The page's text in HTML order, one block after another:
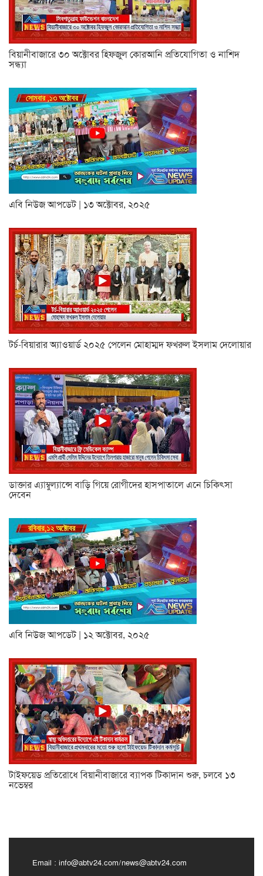
বিয়ানীবাজারে ৩০ অক্টোবর হিফজুল কোরআনি প্রতিযোগিতা ও নাশিদ
সন্ধ্যা
এবি নিউজ আপডেট | ১৩ অক্টোবর, ২০২৫
টর্চ-বিয়ারার অ্যাওয়ার্ড ২০২৫ পেলেন মোহাম্মদ ফখরুল ইসলাম দেলোয়ার
ডাক্তার এ্যাম্বুল্যান্সে বাড়ি গিয়ে রোগীদের হাসপাতালে এনে চিকিৎসা
দেবেন
এবি নিউজ আপডেট | ১২ অক্টোবর, ২০২৫
টাইফয়েড প্রতিরোধে বিয়ানীবাজারে ব্যাপক টিকাদান শুরু, চলবে ১৩
নভেম্বর
Email : info@abtv24.com/news@abtv24.com